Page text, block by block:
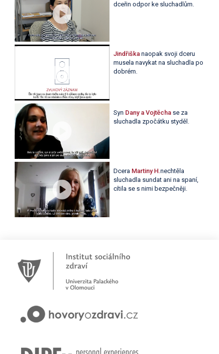
dceřin odpor ke sluchadlům.
Jindřiška naopak svoji dceru
musela navykat na sluchadla po
dobrém.
Syn Dany a Vojtěcha se za
sluchadla zpočátku styděl.
Dcera Martiny H.nechtěla
sluchadla sundat ani na spaní,
cítila se s nimi bezpečněji.